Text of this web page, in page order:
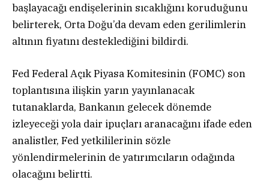
başlayacağı endişelerinin sıcaklığını koruduğunu
belirterek, Orta Doğu’da devam eden gerilimlerin
altının fiyatını desteklediğini bildirdi.
Fed Federal Açık Piyasa Komitesinin (FOMC) son
toplantısına ilişkin yarın yayınlanacak
tutanaklarda, Bankanın gelecek dönemde
izleyeceği yola dair ipuçları aranacağını ifade eden
analistler, Fed yetkililerinin sözle
yönlendirmelerinin de yatırımcıların odağında
olacağını belirtti.